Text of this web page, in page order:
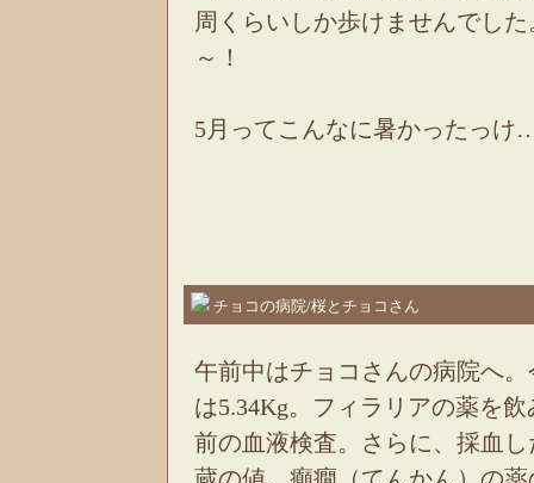
周くらいしか歩けませんでし
～！
5月ってこんなに暑かったっけ
チョコの病院/桜とチョコさん
午前中はチョコさんの病院へ
は5.34Kg。フィラリアの薬を
前の血液検査。さらに、採血